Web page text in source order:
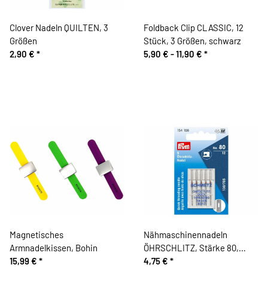
Clover Nadeln QUILTEN, 3
Größen
2,90 € *
Foldback Clip CLASSIC, 12
Stück, 3 Größen, schwarz
5,90 € -11,90 € *
Magnetisches
Armnadelkissen, Bohin
15,99 € *
Nähmaschinennadeln
ÖHRSCHLITZ, Stärke 80,
Prym
4,75 € *